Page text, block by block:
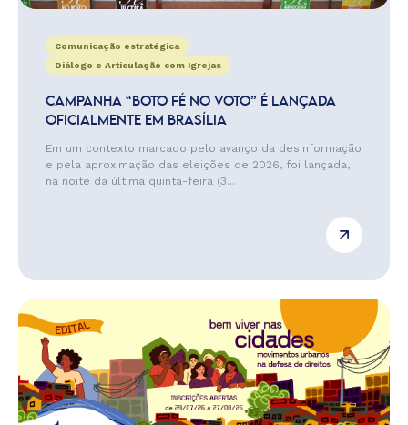
Comunicação estratégica
Diálogo e Articulação com Igrejas
CAMPANHA “BOTO FÉ NO VOTO” É LANÇADA
OFICIALMENTE EM BRASÍLIA
Em um contexto marcado pelo avanço da desinformação
e pela aproximação das eleições de 2026, foi lançada,
na noite da última quinta-feira (3...